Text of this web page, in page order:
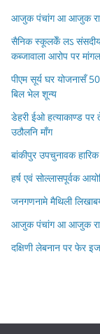
आजुक पंचांग आ आजुक
सैनिक स्कूलकेँ लऽ
कब्जावाला आरोप पर
पीएम सूर्य घर योजनासँ
बिल भेल शून्य
डेहरी ईओ हत्याकाण्ड पर
उठौलनि माँग
बांकीपुर उपचुनावक
हर्ष एवं सोल्लासपूर्वक
जनगणनामे मैथिली
आजुक पंचांग आ आजुक
दक्षिणी लेबनान पर फेर